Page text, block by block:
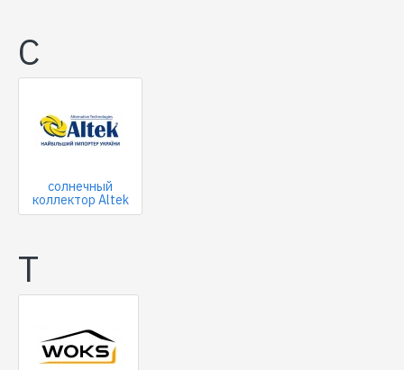
С
солнечный
коллектор Altek
Т